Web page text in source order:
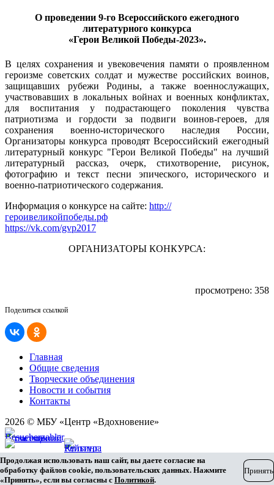
О проведении 9-го Всероссийского ежегодного
литературного конкурса
«Герои Великой Победы-2023».
В целях сохранения и увековечения памяти о проявленном
героизме советских солдат и мужестве российских воинов,
защищавших рубежи Родины, а также военнослужащих,
участвовавших в локальных войнах и военных конфликтах,
для воспитания у подрастающего поколения чувства
патриотизма и гордости за подвиги воинов-героев, для
сохранения военно-исторического наследия России,
Организаторы конкурса проводят Всероссийский ежегодный
литературный конкурс "Герои Великой Победы" на лучший
литературный рассказ, очерк, стихотворение, рисунок,
фотографию и текст песни эпического, исторического и
военно-патриотического содержания.
Информация о конкурсе на сайте: http://
героивеликойпобеды.рф
https://vk.com/gvp2017
ОРГАНИЗАТОРЫ КОНКУРСА:
просмотрено: 358
Поделиться ссылкой
Главная
Общие сведения
Творческие объединения
Новости и события
Контакты
2026 © МБУ «Центр «Вдохновение»
Карта сайта
Разработка сайта
Продолжая использовать наш сайт, вы даете согласие на
обработку файлов cookie, пользовательских данных. Нажмите
«Принять», если вы согласны с Политикой.
Принять